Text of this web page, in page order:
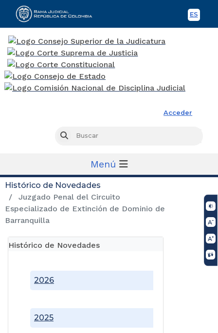
ES
Acceder
Buscar
Menú
Histórico de Novedades
Juzgado Penal del Circuito
Especializado de Extinción de Dominio de
Barranquilla
Histórico de Novedades
2025
2026